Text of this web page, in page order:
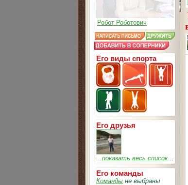
Робот Роботович
Его виды спорта
Его друзья
...показать весь список...
Его команды
Команды не выбраны